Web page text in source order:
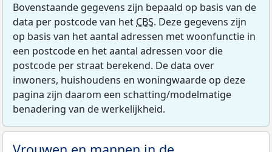
Bovenstaande gegevens zijn bepaald op basis van de
data per postcode van het CBS. Deze gegevens zijn
op basis van het aantal adressen met woonfunctie in
een postcode en het aantal adressen voor die
postcode per straat berekend. De data over
inwoners, huishoudens en woningwaarde op deze
pagina zijn daarom een schatting/modelmatige
benadering van de werkelijkheid.